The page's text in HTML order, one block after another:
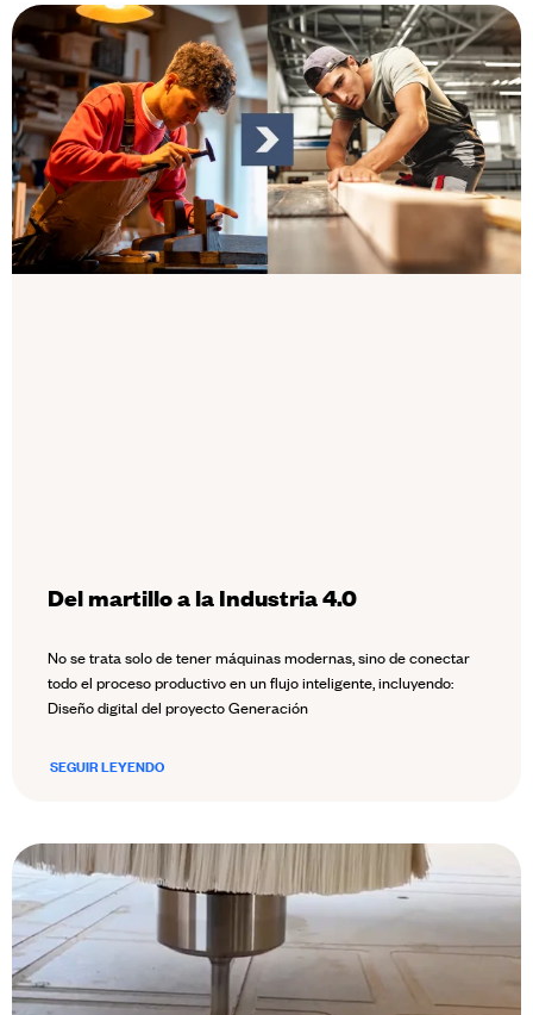
Del martillo a la Industria 4.0
No se trata solo de tener máquinas modernas, sino de conectar
todo el proceso productivo en un flujo inteligente, incluyendo:
Diseño digital del proyecto Generación
SEGUIR LEYENDO